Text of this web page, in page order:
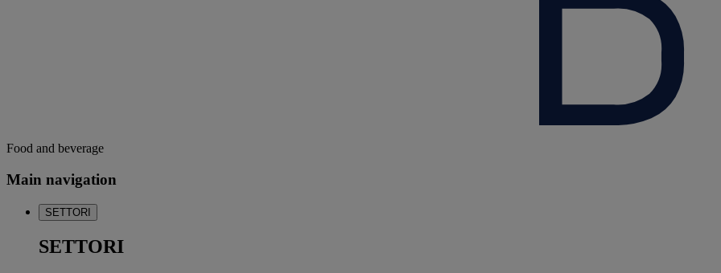
Food and beverage
Main navigation
SETTORI
SETTORI